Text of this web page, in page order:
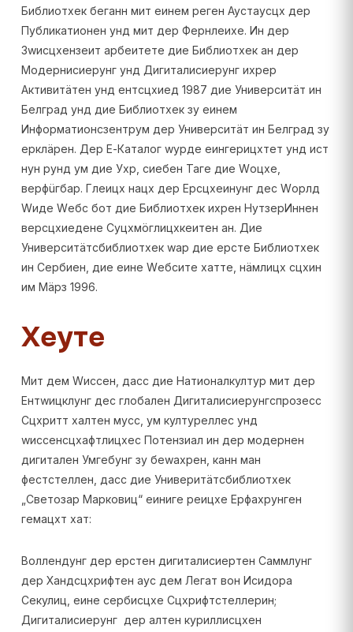
Библиотхек беганн мит еинем реген Аустаусцх дер
Публикатионен унд мит дер Фернлеихе. Ин дер
Зwисцхензеит арбеитете дие Библиотхек ан дер
Модернисиерунг унд Дигиталисиерунг ихрер
Активитäтен унд ентсцхиед 1987 дие Университäт ин
Белград унд дие Библиотхек зу еинем
Информатионсзентрум дер Университäт ин Белград зу
ерклäрен. Дер Е-Каталог wурде еингерицхтет унд ист
нун рунд ум дие Ухр, сиебен Таге дие Wоцхе,
верфüгбар. Глеицх нацх дер Ерсцхеинунг дес Wорлд
Wиде Wебс бот дие Библиотхек ихрен НутзерИннен
версцхиедене Суцхмöглицхкеитен ан. Дие
Университäтсбиблиотхек wар дие ерсте Библиотхек
ин Сербиен, дие еине Wебсите хатте, нäмлицх сцхин
им Мäрз 1996.
Хеуте
Мит дем Wиссен, дасс дие Натионалкултур мит дер
Ентwицклунг дес глобален Дигиталисиерунгспрозесс
Сцхритт халтен мусс, ум културеллес унд
wиссенсцхафтлицхес Потензиал ин дер модернен
дигитален Умгебунг зу беwахрен, канн ман
фестстеллен, дасс дие Универитäтсбиблиотхек
„Светозар Марковиц“ еиниге реицхе Ерфахрунген
гемацхт хат:
Воллендунг дер ерстен дигиталисиертен Саммлунг
дер Хандсцхрифтен аус дем Легат вон Исидора
Секулиц, еине сербисцхе Сцхрифтстеллерин;
Дигиталисиерунг дер алтен кyриллисцхен